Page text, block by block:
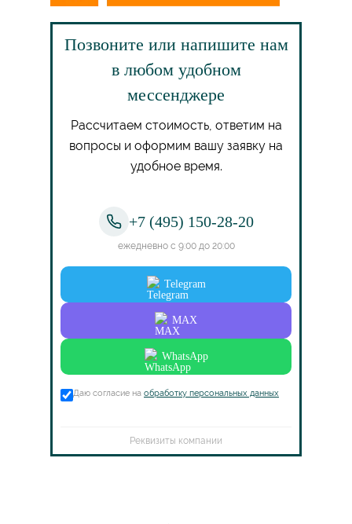
Позвоните или напишите нам
в любом удобном
мессенджере
Рассчитаем стоимость, ответим на
вопросы и оформим вашу заявку на
удобное время.
+7 (495) 150-28-20
ежедневно с 9:00 до 20:00
Telegram
MAX
WhatsApp
Даю согласие на обработку персональных данных
Реквизиты компании